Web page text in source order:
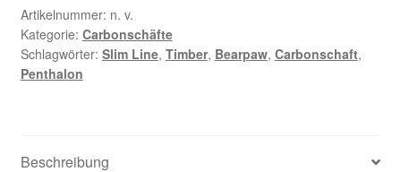
Carbonschaft
Menge
Artikelnummer: n. v.
Kategorie: Carbonschäfte
Schlagwörter: Slim Line, Timber, Bearpaw, Carbonschaft,
Penthalon
Beschreibung